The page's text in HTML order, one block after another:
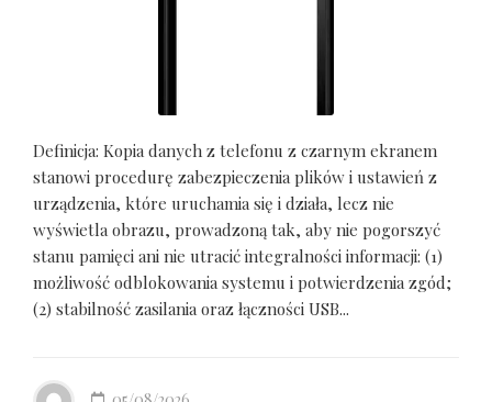
Definicja: Kopia danych z telefonu z czarnym ekranem
stanowi procedurę zabezpieczenia plików i ustawień z
urządzenia, które uruchamia się i działa, lecz nie
wyświetla obrazu, prowadzoną tak, aby nie pogorszyć
stanu pamięci ani nie utracić integralności informacji: (1)
możliwość odblokowania systemu i potwierdzenia zgód;
(2) stabilność zasilania oraz łączności USB...